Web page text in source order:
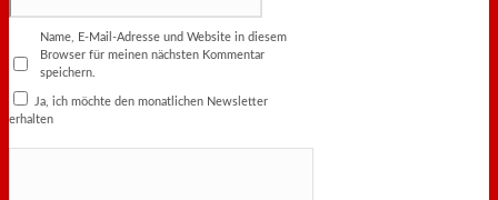
Name, E-Mail-Adresse und Website in diesem
Browser für meinen nächsten Kommentar
speichern.
Ja, ich möchte den monatlichen Newsletter
erhalten